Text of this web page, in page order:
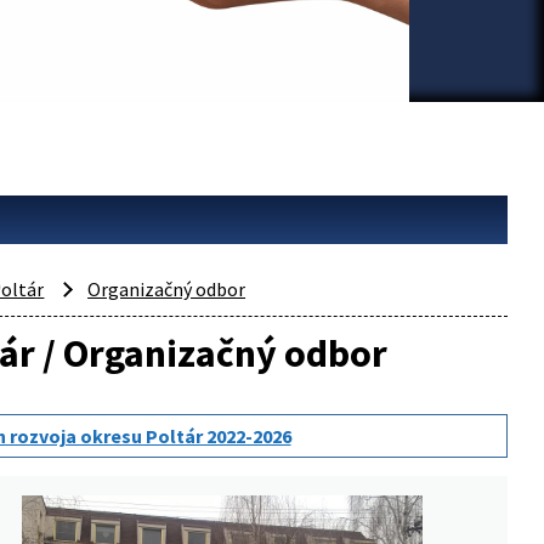
Organizačný odbor
/ Organizačný odbor
rozvoja okresu Poltár 2022-2026